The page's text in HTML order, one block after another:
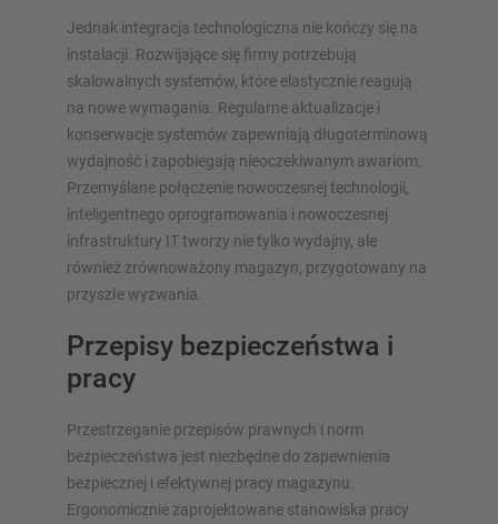
Jednak integracja technologiczna nie kończy się na
instalacji. Rozwijające się firmy potrzebują
skalowalnych systemów, które elastycznie reagują
na nowe wymagania. Regularne aktualizacje i
konserwacje systemów zapewniają długoterminową
wydajność i zapobiegają nieoczekiwanym awariom.
Przemyślane połączenie nowoczesnej technologii,
inteligentnego oprogramowania i nowoczesnej
infrastruktury IT tworzy nie tylko wydajny, ale
również zrównoważony magazyn, przygotowany na
przyszłe wyzwania.
Przepisy bezpieczeństwa i
pracy
Przestrzeganie przepisów prawnych i norm
bezpieczeństwa jest niezbędne do zapewnienia
bezpiecznej i efektywnej pracy magazynu.
Ergonomicznie zaprojektowane stanowiska pracy